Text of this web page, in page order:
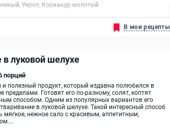
Укроп, Кориандр молотый
В мои рецепты
в луковой шелухе
порций
полезный продукт, который издавна полюбился в
пределами. Готовят его по-разному, солят, коптят
способом. Одним из популярных вариантов его
в луковой шелухе. Такой интересный способ
мягкое, нежное сало с красивым, аппетитным,